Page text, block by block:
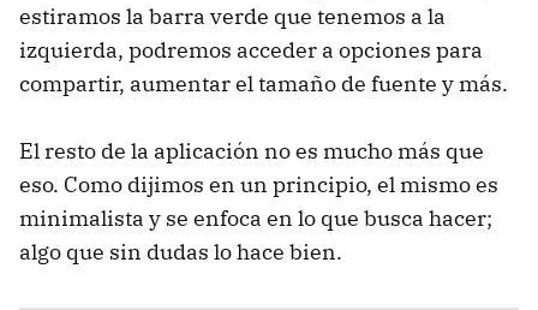
estiramos la barra verde que tenemos a la
izquierda, podremos acceder a opciones para
compartir, aumentar el tamaño de fuente y más.
El resto de la aplicación no es mucho más que
eso. Como dijimos en un principio, el mismo es
minimalista y se enfoca en lo que busca hacer;
algo que sin dudas lo hace bien.